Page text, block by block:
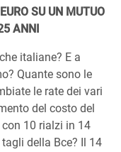
SU UN MUTUO
ANNI
italiane? E a
Quante sono le
le rate dei vari
del costo del
10 rialzi in 14
della Bce? Il 14